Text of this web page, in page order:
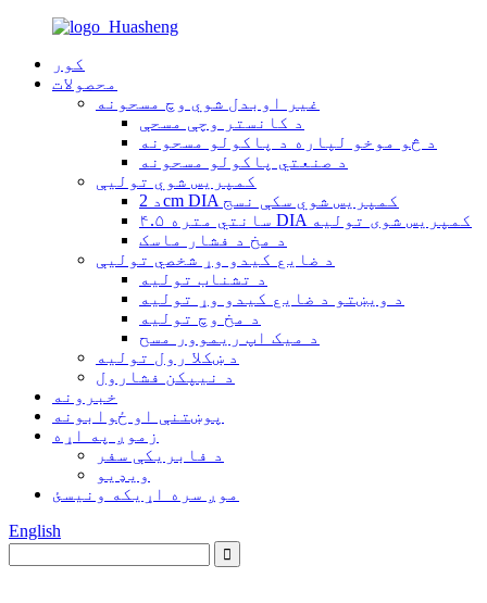
کور
محصولات
غیر اوبدل شوي وچ مسحونه
د کانستر وچې مسحې
د څو موخو لپاره د پاکولو مسحونه
د صنعتي پاکولو مسحونه
کمپریس شوي تولیې
د 2cm DIA کمپریس شوي سکې نسج
۴.۵ سانتي متره DIA کمپریس شوی تولیه
د مخ د فشار ماسک
د ضایع کیدو وړ شخصي تولیې
د تشناب تولیه
د ویښتو د ضایع کیدو وړ تولیه
د مخ وچ تولیه
د میک اپ ریموور مسح
د ښکلا رول تولیه
د نیپکن فشارول
خبرونه
پوښتنې او ځوابونه
زموږ په اړه
د فابریکې سفر
ویډیو
موږ سره اړیکه ونیسئ
English